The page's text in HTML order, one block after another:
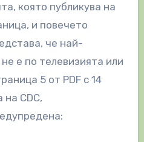
която публикува на
и повечето
че най-
е по телевизията или
5 от PDF с 14
CDC,